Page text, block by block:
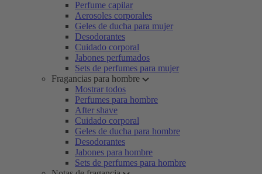
Perfume capilar
Aerosoles corporales
Geles de ducha para mujer
Desodorantes
Cuidado corporal
Jabones perfumados
Sets de perfumes para mujer
Fragancias para hombre
Mostrar todos
Perfumes para hombre
After shave
Cuidado corporal
Geles de ducha para hombre
Desodorantes
Jabones para hombre
Sets de perfumes para hombre